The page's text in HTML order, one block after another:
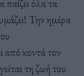
Την ημέρα
από κοντά τον
τη ζωή του